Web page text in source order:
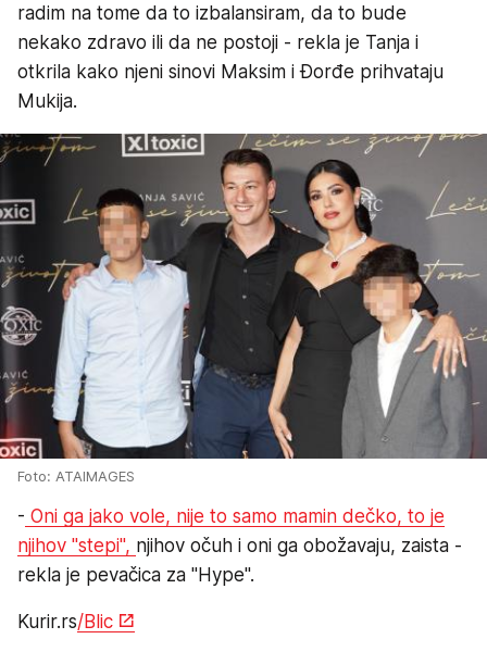
radim na tome da to izbalansiram, da to bude
nekako zdravo ili da ne postoji - rekla je Tanja i
otkrila kako njeni sinovi Maksim i Đorđe prihvataju
Mukija.
Foto: ATAIMAGES
- Oni ga jako vole, nije to samo mamin dečko, to je
njihov "stepi", njihov očuh i oni ga obožavaju, zaista -
rekla je pevačica za "Hype".
Kurir.rs/Blic